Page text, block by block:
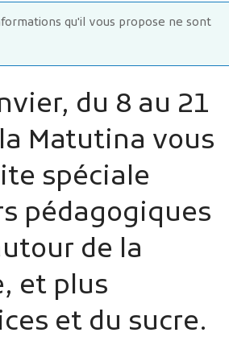
qu'il vous propose ne sont
du 8 au 21
Matutina vous
spéciale
pédagogiques
de la
et plus
et du sucre.